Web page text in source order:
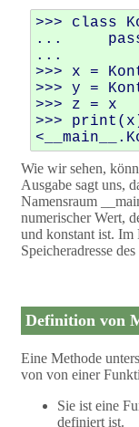
>>> class
...
...
>>> x =
>>> y =
>>> z = x
>>>
Wie wir sehen,
Ausgabe sagt uns,
Namensraum
numerischer Wert,
und konstant ist. Im
Speicheradresse
Definition von
Eine Methode
von von einer
Sie ist eine
definiert ist.